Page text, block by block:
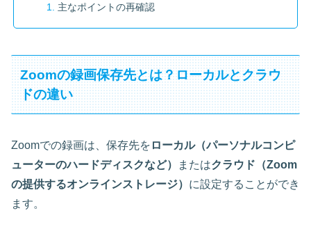
主なポイントの再確認
Zoomの録画保存先とは？ローカルとクラウ
ドの違い
Zoomでの録画は、保存先を ローカル（パーソナルコンピ
ューターのハードディスクなど）
またはクラウド（Zoom
の提供するオンラインストレージ） に設定することができ
ます。